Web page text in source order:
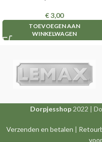
€3,00
TOEVOEGEN AAN
WINKELWAGEN
Dorpjesshop 2022 |
Verzenden en betalen |